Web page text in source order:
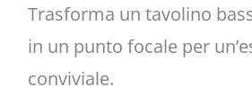
Trasforma un tavolino
in un punto focale per
conviviale.